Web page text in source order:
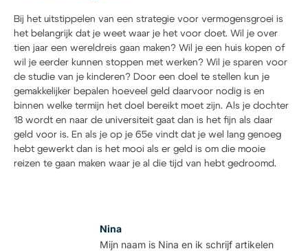
Bij het uitstippelen van een strategie voor vermogensgroei is
het belangrijk dat je weet waar je het voor doet. Wil je over
tien jaar een wereldreis gaan maken? Wil je een huis kopen of
wil je eerder kunnen stoppen met werken? Wil je sparen voor
de studie van je kinderen? Door een doel te stellen kun je
gemakkelijker bepalen hoeveel geld daarvoor nodig is en
binnen welke termijn het doel bereikt moet zijn. Als je dochter
18 wordt en naar de universiteit gaat dan is het fijn als daar
geld voor is. En als je op je 65e vindt dat je wel lang genoeg
hebt gewerkt dan is het mooi als er geld is om die mooie
reizen te gaan maken waar je al die tijd van hebt gedroomd.
Nina
Mijn naam is Nina en ik schrijf artikelen